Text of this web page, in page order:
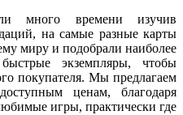
много времени изучив
на самые разные карты
миру и подобрали наиболее
экземпляры, чтобы
покупателя. Мы предлагаем
ценам, благодаря
игры, практически где